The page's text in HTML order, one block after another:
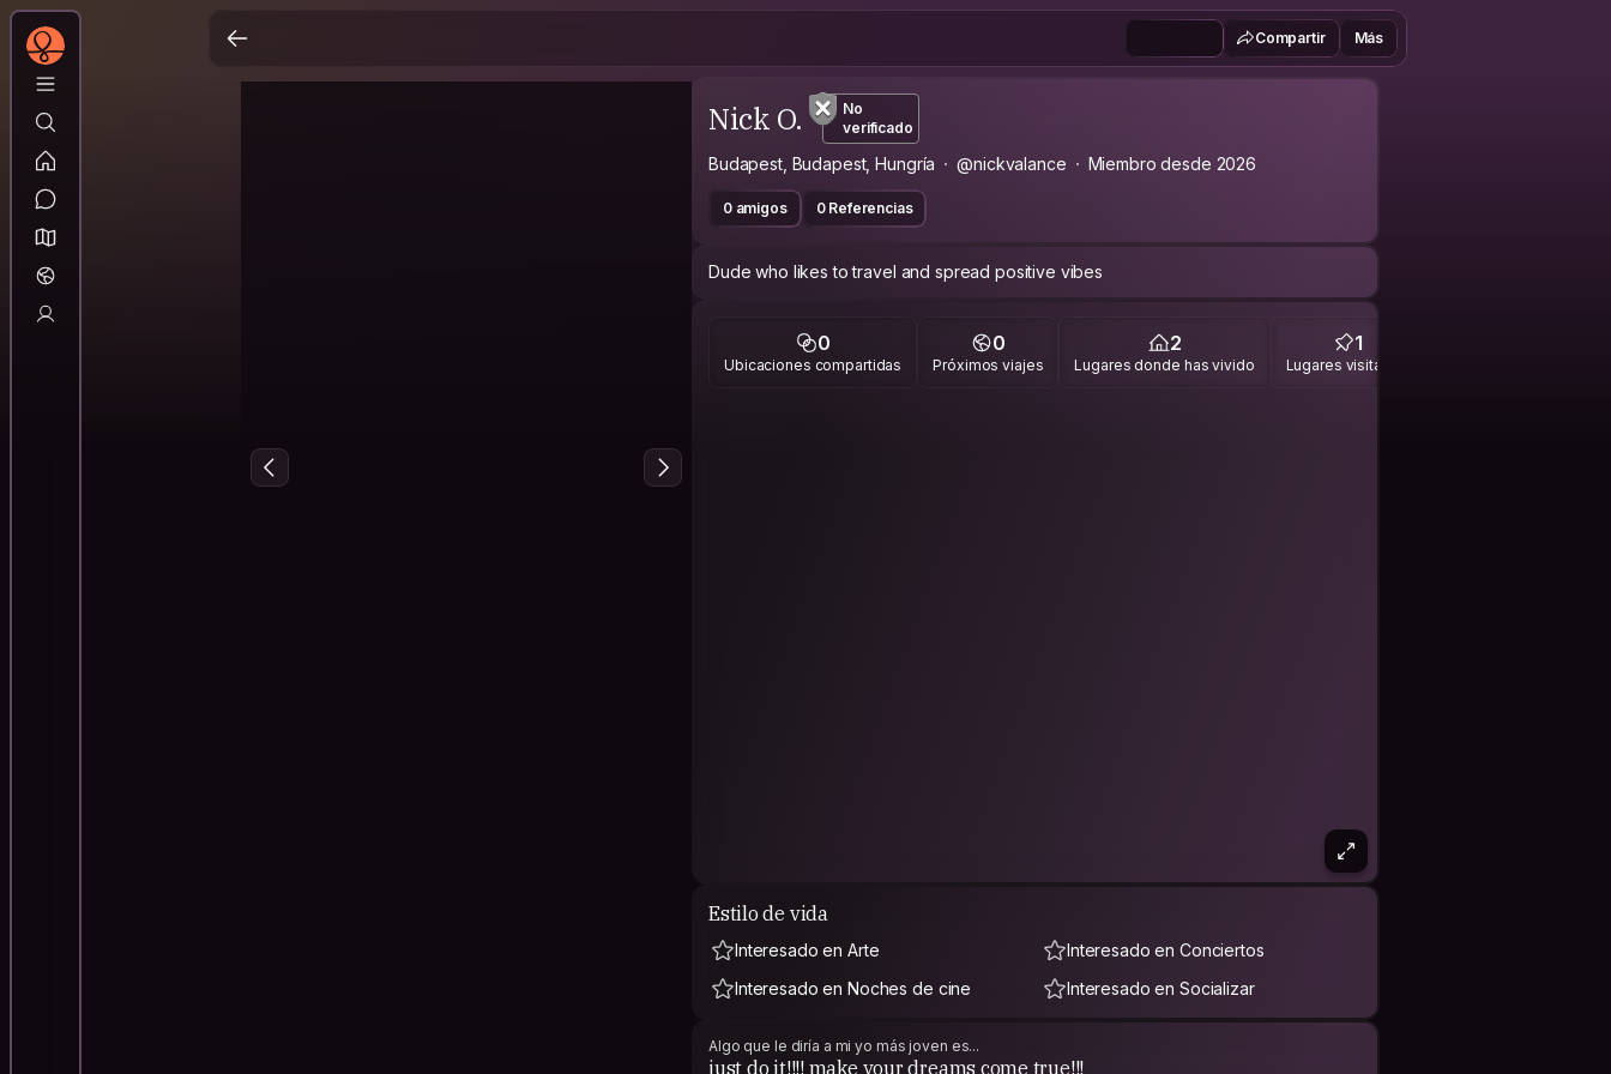
Compartir Más
Nick O.
No
verificado
Budapest, Budapest, Hungría @nickvalance Miembro desde 2026
0 amigos 0 Referencias
Dude who likes to travel and spread positive vibes
0
Ubicaciones compartidas
0
Próximos viajes
2
Lugares donde has vivido
1
Lugares visitados
Estilo de vida
Interesado en Arte
Interesado en Conciertos
Interesado en Noches de cine
Interesado en Socializar
Algo que le diría a mi yo más joven es...
just do it!!!! make your dreams come true!!!